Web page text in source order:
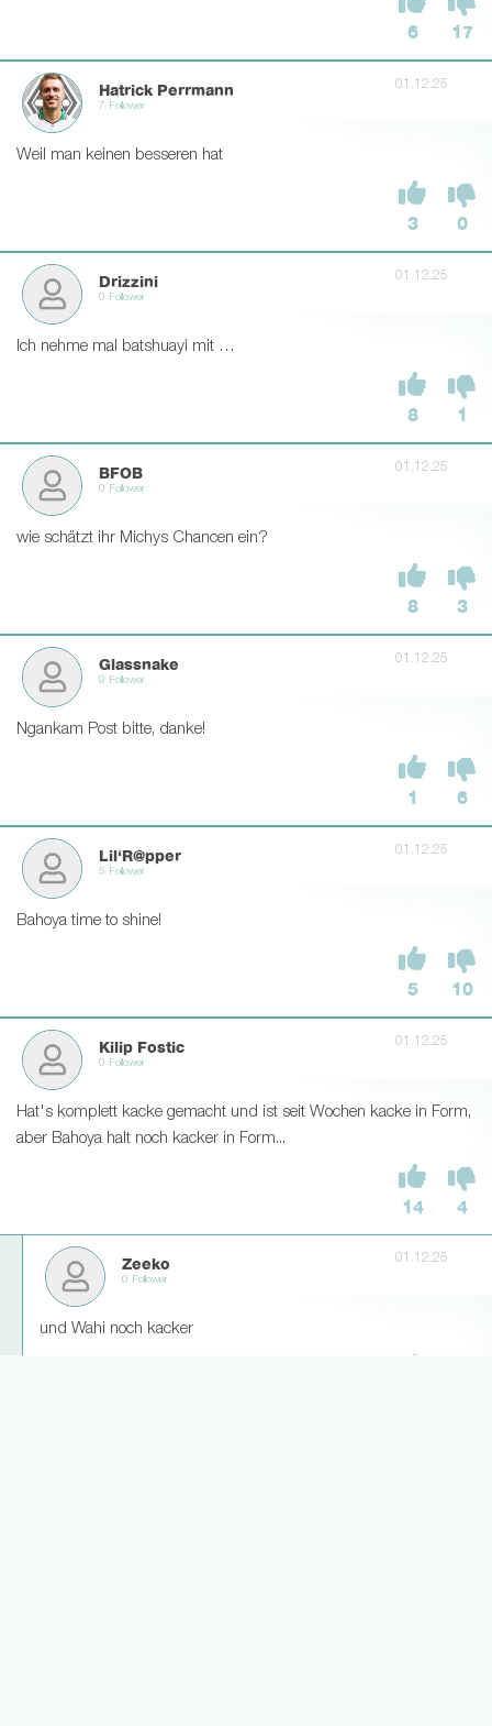
6 17
Hatrick Perrmann
7 Follower
01.12.25
Weil man keinen besseren hat
3 0
Drizzini
0 Follower
01.12.25
Ich nehme mal batshuayi mit …
8 1
BFOB
0 Follower
01.12.25
wie schätzt ihr Michys Chancen ein?
8 3
Glassnake
9 Follower
01.12.25
Ngankam Post bitte, danke!
1 6
Lil‘R@pper
5 Follower
01.12.25
Bahoya time to shine!
5 10
Kilip Fostic
0 Follower
01.12.25
Hat's komplett kacke gemacht und ist seit Wochen kacke in Form,
aber Bahoya halt noch kacker in Form...
14 4
Zeeko
0 Follower
01.12.25
und Wahi noch kacker